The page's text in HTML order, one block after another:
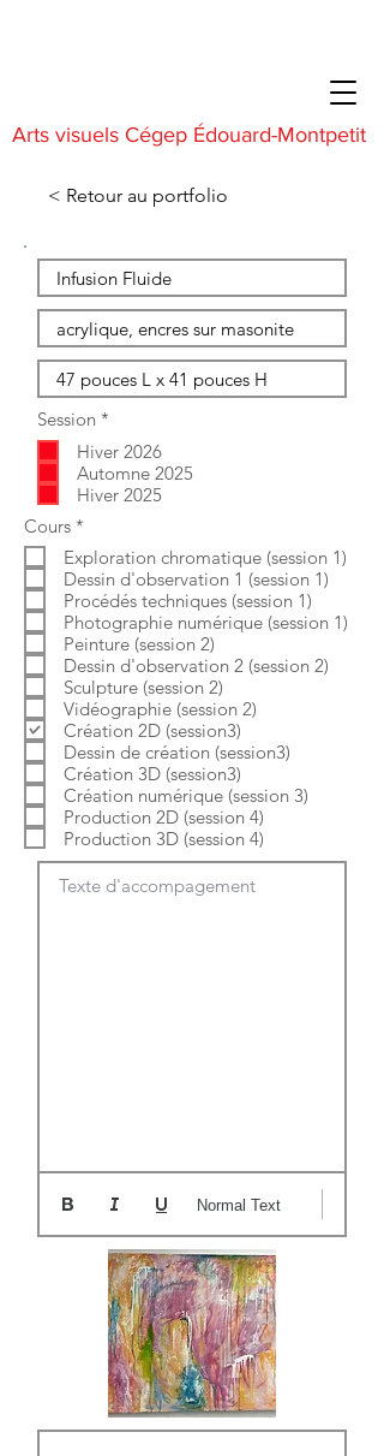
Arts visuels Cégep Édouard-Montpetit
< Retour au portfolio
Session *
l
i
g
a
i
r
e
Hiver 2026
Automne 2025
Hiver 2025
Cours *
l
i
g
a
t
o
i
r
e
Exploration chromatique (session 1)
Dessin d'observation 1 (session 1)
Procédés techniques (session 1)
Photographie numérique (session 1)
Peinture (session 2)
Dessin d'observation 2 (session 2)
Sculpture (session 2)
Vidéographie (session 2)
Création 2D (session3)
Dessin de création (session3)
Création 3D (session3)
Création numérique (session 3)
Production 2D (session 4)
Production 3D (session 4)
Texte d'accompagement
Normal Text